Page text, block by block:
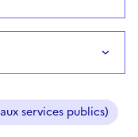
services publics)